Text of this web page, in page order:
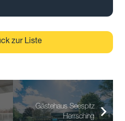
zur Liste
Gästehaus Seespitz
Herrsching